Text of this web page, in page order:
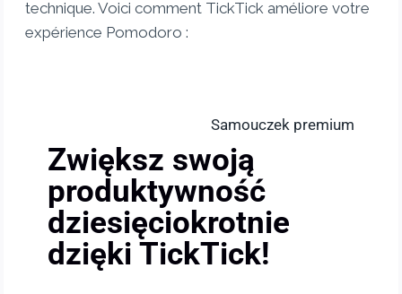
technique. Voici comment TickTick améliore votre
expérience Pomodoro :
Samouczek premium
Zwiększ swoją
produktywność
dziesięciokrotnie
dzięki TickTick!